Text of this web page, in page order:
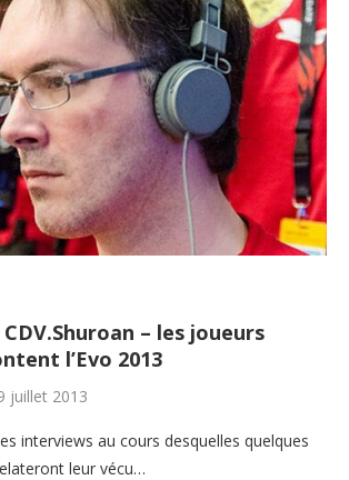
– les joueurs
l’Evo 2013
juillet 2013
interviews au cours desquelles quelques
leur vécu…